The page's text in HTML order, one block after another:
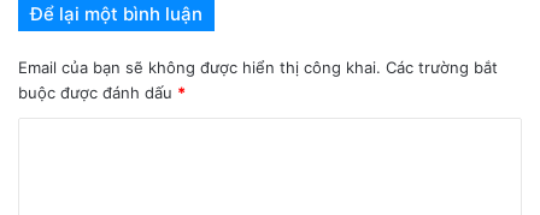
Để lại một bình luận
Email của bạn sẽ không được hiển thị công khai. Các trường bắt
buộc được đánh dấu *